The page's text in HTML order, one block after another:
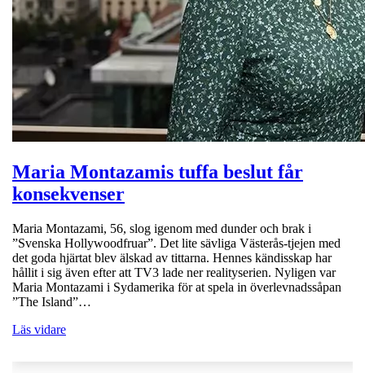
Maria Montazamis tuffa beslut får
konsekvenser
Maria Montazami, 56, slog igenom med dunder och brak i
”Svenska Hollywoodfruar”. Det lite sävliga Västerås-tjejen med
det goda hjärtat blev älskad av tittarna. Hennes kändisskap har
hållit i sig även efter att TV3 lade ner realityserien. Nyligen var
Maria Montazami i Sydamerika för at spela in överlevnadssåpan
”The Island”…
Läs vidare